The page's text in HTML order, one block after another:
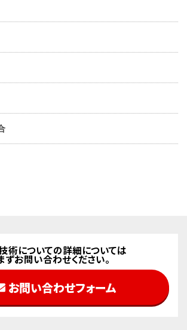
術についての詳細については
ずお問い合わせください。
お問い合わせフォーム